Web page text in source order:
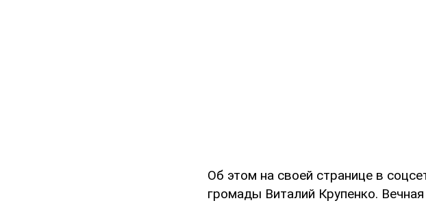
Об этом на своей странице в
громады Виталий Крупенко.